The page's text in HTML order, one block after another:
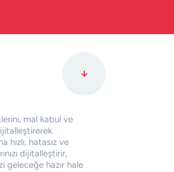
mal kabul ve
hızlı, hatasız ve
dijitalleştirir,
geleceğe hazır hale